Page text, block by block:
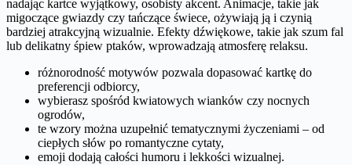
nadając kartce wyjątkowy, osobisty akcent. Animacje, takie jak
migoczące gwiazdy czy tańczące świece, ożywiają ją i czynią
bardziej atrakcyjną wizualnie. Efekty dźwiękowe, takie jak szum fal
lub delikatny śpiew ptaków, wprowadzają atmosferę relaksu.
różnorodność motywów pozwala dopasować kartkę do
preferencji odbiorcy,
wybierasz spośród kwiatowych wianków czy nocnych
ogrodów,
te wzory można uzupełnić tematycznymi życzeniami – od
ciepłych słów po romantyczne cytaty,
emoji dodają całości humoru i lekkości wizualnej.